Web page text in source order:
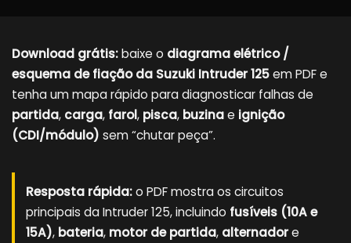
Download grátis:baixe o diagrama elétrico /
esquema de fiação da Suzuki Intruder 125em PDF e
tenha um mapa rápido para diagnosticar falhas de
partida, carga, farol, pisca, buzinae ignição
(CDI/módulo) sem “chutar peça”.
Resposta rápida:o PDF mostra os circuitos
principais da Intruder 125, incluindo fusíveis (10A e
15A), bateria, motor de partida, alternadore